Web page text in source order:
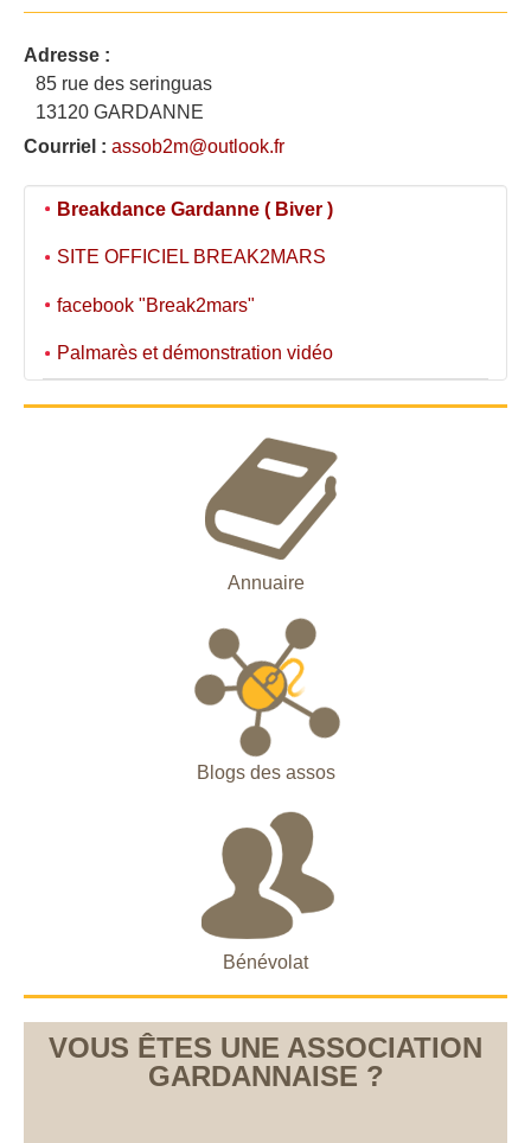
Adresse :
85 rue des seringuas
13120 GARDANNE
Courriel : assob2m@outlook.fr
Breakdance Gardanne ( Biver )
SITE OFFICIEL BREAK2MARS
facebook "Break2mars"
Palmarès et démonstration vidéo
Annuaire
Blogs des assos
Bénévolat
VOUS ÊTES UNE ASSOCIATION
GARDANNAISE ?